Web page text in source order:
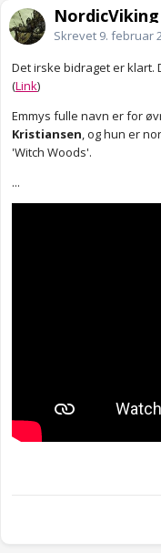
NordicViking
Skrevet 9. februar
Det irske bidraget er klart.
(Link)
Emmys fulle navn er for
Kristiansen, og hun er
'Witch Woods'.
...